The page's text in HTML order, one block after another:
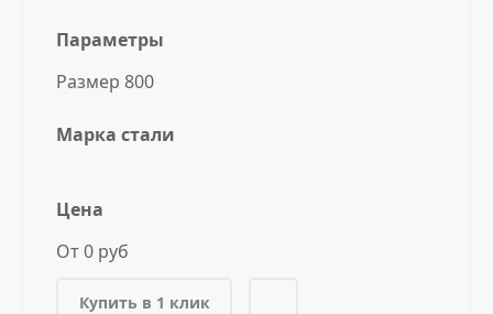
Параметры
Размер 800
Марка стали
Цена
От 0 руб
Купить в 1 клик